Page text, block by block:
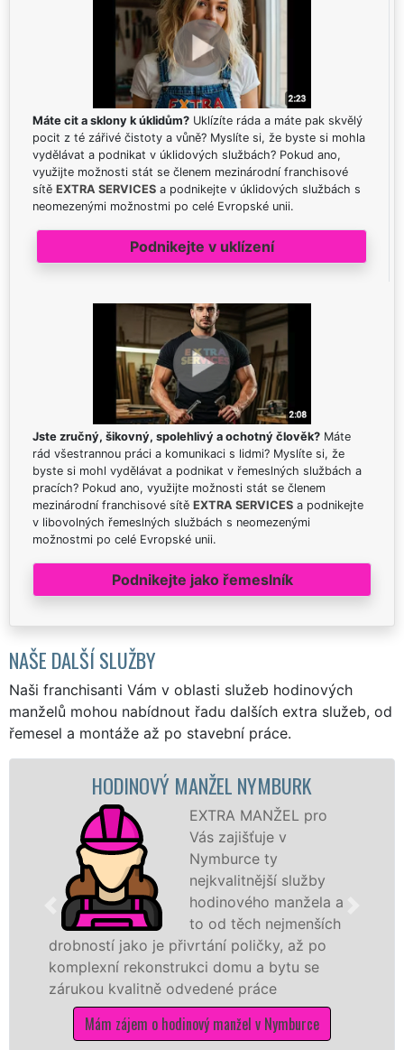
Máte cit a sklony k úklidům? Uklízíte ráda a máte pak skvělý
pocit z té zářivé čistoty a vůně? Myslíte si, že byste si mohla
vydělávat a podnikat v úklidových službách? Pokud ano,
využijte možnosti stát se členem mezinárodní franchisové
sítě EXTRA SERVICES a podnikejte v úklidových službách s
neomezenými možnostmi po celé Evropské unii.
Podnikejte v uklízení
Jste zručný, šikovný, spolehlivý a ochotný člověk? Máte
rád všestrannou práci a komunikaci s lidmi? Myslíte si, že
byste si mohl vydělávat a podnikat v řemeslných službách a
pracích? Pokud ano, využijte možnosti stát se členem
mezinárodní franchisové sítě EXTRA SERVICES a podnikejte
v libovolných řemeslných službách s neomezenými
možnostmi po celé Evropské unii.
Podnikejte jako řemeslník
NAŠE DALŠÍ SLUŽBY
Naši franchisanti Vám v oblasti služeb hodinových
manželů mohou nabídnout řadu dalších extra služeb, od
řemesel a montáže až po stavební práce.
HODINOVÝ MANŽEL NYMBURK
EXTRA MANŽEL pro
Vás zajišťuje v
Nymburce ty
nejkvalitnější služby
hodinového manžela a
to od těch nejmenších
drobností jako je přivrtání poličky, až po
komplexní rekonstrukci domu a bytu se
zárukou kvalitně odvedené práce
Mám zájem o hodinový manžel v Nymburce